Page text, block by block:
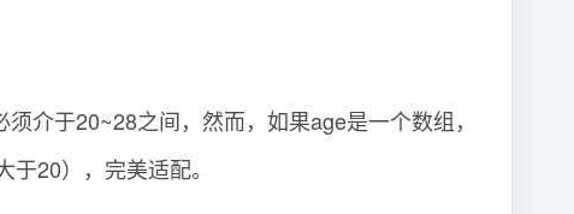
介于20~28之间，然而，如果age是一个数组，
20），完美适配。